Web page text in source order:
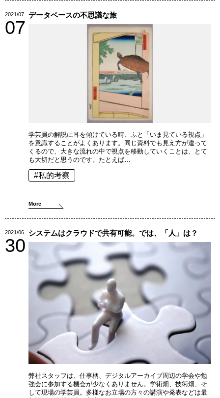
2021/07
07
データベースの不思議な旅
学芸員の解説に耳を傾けている時、ふと「いま見ている視点」
を意識することがよくあります。同じ資料でも見え方が違って
くるので、大きな流れの中で視点を移動していくことは、とて
も大切だと思うのです。たとえば…
#私的考察
More
2021/06
30
システムはクラウドで共有可能。では、「人」は？
弊社スタッフは、仕事柄、デジタルアーカイブ周辺の学会や勉
強会に参加する機会が少なくありません。学術畑、技術畑、そ
して現場の学芸員。多様なお立場の方々の講演や発表などは最